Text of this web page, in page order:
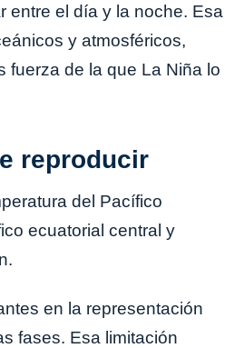
entre el día y la noche. Esa
y atmosféricos,
fuerza de la que La Niña lo
reproducir
del Pacífico
ecuatorial central y
en la representación
fases. Esa limitación